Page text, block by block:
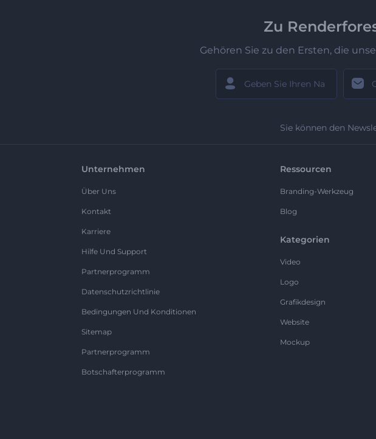
Zu
Gehören Sie zu den Ersten, die
Sie können den
Unternehmen
Über Uns
Kontakt
Karriere
Hilfe Und Support
Partnerprogramm
Datenschutzrichtlinie
Bedingungen Und Konditionen
Sitemap
Partnerprogramm
Botschafterprogramm
Ressourcen
Branding-Werkzeug
Blog
Kategorien
Video
Logo
Grafikdesign
Website
Mockup